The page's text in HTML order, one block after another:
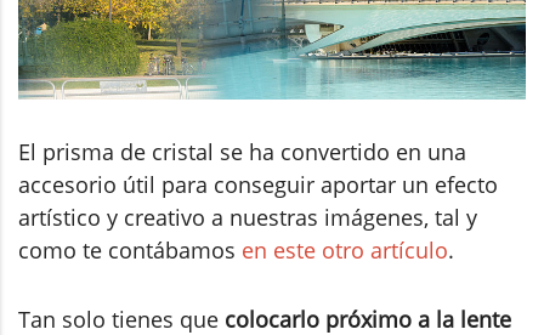
El prisma de cristal se ha convertido en una
accesorio útil para conseguir aportar un efecto
artístico y creativo a nuestras imágenes, tal y
como te contábamos en este otro artículo.
Tan solo tienes que colocarlo próximo a la lente